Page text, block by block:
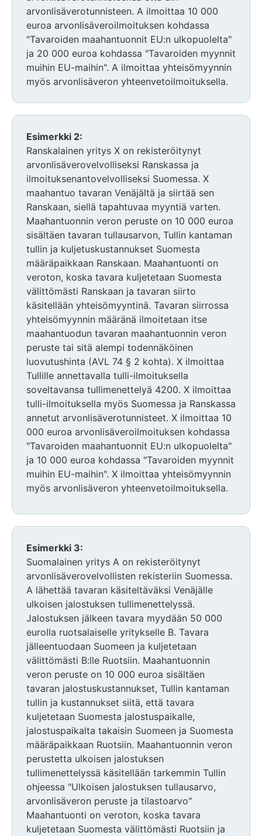
arvonlisäverotunnisteen. A ilmoittaa 10 000
euroa arvonlisäveroilmoituksen kohdassa
"Tavaroiden maahantuonnit EU:n ulkopuolelta"
ja 20 000 euroa kohdassa "Tavaroiden myynnit
muihin EU-maihin". A ilmoittaa yhteisömyynnin
myös arvonlisäveron yhteenvetoilmoituksella.
Esimerkki 2:
Ranskalainen yritys X on rekisteröitynyt
arvonlisäverovelvolliseksi Ranskassa ja
ilmoituksenantovelvolliseksi Suomessa. X
maahantuo tavaran Venäjältä ja siirtää sen
Ranskaan, siellä tapahtuvaa myyntiä varten.
Maahantuonnin veron peruste on 10 000 euroa
sisältäen tavaran tullausarvon, Tullin kantaman
tullin ja kuljetuskustannukset Suomesta
määräpaikkaan Ranskaan. Maahantuonti on
veroton, koska tavara kuljetetaan Suomesta
välittömästi Ranskaan ja tavaran siirto
käsitellään yhteisömyyntinä. Tavaran siirrossa
yhteisömyynnin määränä ilmoitetaan itse
maahantuodun tavaran maahantuonnin veron
peruste tai sitä alempi todennäköinen
luovutushinta (AVL 74 § 2 kohta). X ilmoittaa
Tullille annettavalla tulli-ilmoituksella
soveltavansa tullimenettelyä 4200. X ilmoittaa
tulli-ilmoituksella myös Suomessa ja Ranskassa
annetut arvonlisäverotunnisteet. X ilmoittaa 10
000 euroa arvonlisäveroilmoituksen kohdassa
"Tavaroiden maahantuonnit EU:n ulkopuolelta"
ja 10 000 euroa kohdassa "Tavaroiden myynnit
muihin EU-maihin". X ilmoittaa yhteisömyynnin
myös arvonlisäveron yhteenvetoilmoituksella.
Esimerkki 3:
Suomalainen yritys A on rekisteröitynyt
arvonlisäverovelvollisten rekisteriin Suomessa.
A lähettää tavaran käsiteltäväksi Venäjälle
ulkoisen jalostuksen tullimenettelyssä.
Jalostuksen jälkeen tavara myydään 50 000
eurolla ruotsalaiselle yritykselle B. Tavara
jälleentuodaan Suomeen ja kuljetetaan
välittömästi B:lle Ruotsiin. Maahantuonnin
veron peruste on 10 000 euroa sisältäen
tavaran jalostuskustannukset, Tullin kantaman
tullin ja kustannukset siitä, että tavara
kuljetetaan Suomesta jalostuspaikalle,
jalostuspaikalta takaisin Suomeen ja Suomesta
määräpaikkaan Ruotsiin. Maahantuonnin veron
perustetta ulkoisen jalostuksen
tullimenettelyssä käsitellään tarkemmin Tullin
ohjeessa "Ulkoisen jalostuksen tullausarvo,
arvonlisäveron peruste ja tilastoarvo"
Maahantuonti on veroton, koska tavara
kuljetetaan Suomesta välittömästi Ruotsiin ja